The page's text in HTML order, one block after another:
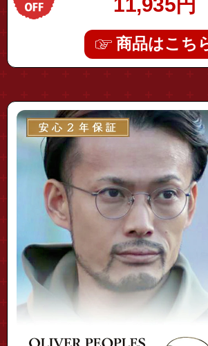
商品はこち
"ov1186"